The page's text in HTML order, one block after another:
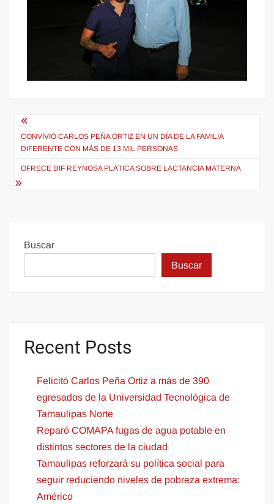
Navegación
de
entradas
CONVIVIÓ CARLOS PEÑA ORTIZ EN UN DÍA DE LA FAMILIA
DIFERENTE CON MÁS DE 13 MIL PERSONAS
OFRECE DIF REYNOSA PLÁTICA SOBRE LACTANCIA MATERNA
Buscar
Buscar
Recent Posts
Felicitó Carlos Peña Ortiz a más de 390
egresados de la Universidad Tecnológica de
Tamaulipas Norte
Reparó COMAPA fugas de agua potable en
distintos sectores de la ciudad
Tamaulipas reforzará su política social para
seguir reduciendo niveles de pobreza extrema:
Américo